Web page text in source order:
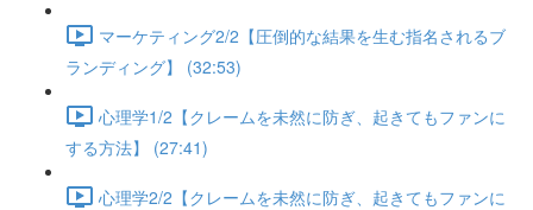
マーケティング2/2【圧倒的な結果を生む指名されるブ
ランディング】 (32:53)
心理学1/2【クレームを未然に防ぎ、起きてもファンに
する方法】 (27:41)
心理学2/2【クレームを未然に防ぎ、起きてもファンに